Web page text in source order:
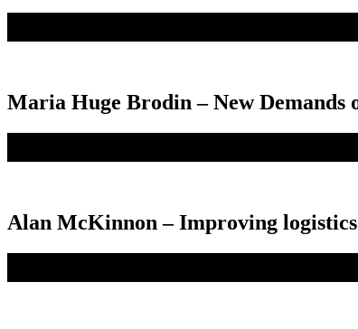
Maria Huge Brodin – New Demands
Alan McKinnon – Improving logistics